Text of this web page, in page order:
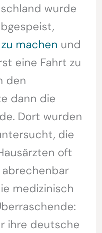
wurde
machen und
eine Fahrt zu
den
dann die
Dort wurden
die
oft
medizinisch
ihre deutsche